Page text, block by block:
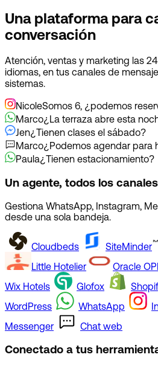
Una plataforma para
conversación
Atención, ventas y marketing las
idiomas, en tus canales de
sistemas.
NicoleSomos 6, ¿podemos
Marco¿La terraza abre esta
Jen¿Tienen clases el sábado?
Marco¿Podemos agendar para
Paula¿Tienen estacionamiento?
Un agente, todos los canales
Gestiona WhatsApp, Instagram,
desde una sola bandeja.
Cloudbeds SiteMinder
Little Hotelier
Oracle
Wix Hotels
Glofox
WordPress
WhatsApp
Messenger
Chat web
Conectado a tus